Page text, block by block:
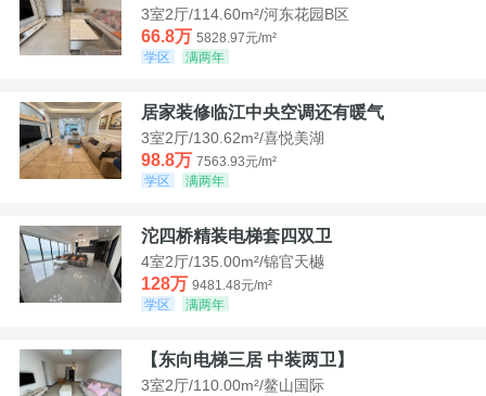
3室2厅/114.60m²/河东花园B区
66.8万 5828.97元/m²
学区
满两年
居家装修临江中央空调还有暖气
3室2厅/130.62m²/喜悦美湖
98.8万 7563.93元/m²
学区
满两年
沱四桥精装电梯套四双卫
4室2厅/135.00m²/锦官天樾
128万 9481.48元/m²
学区
满两年
【东向电梯三居 中装两卫】
3室2厅/110.00m²/鳌山国际